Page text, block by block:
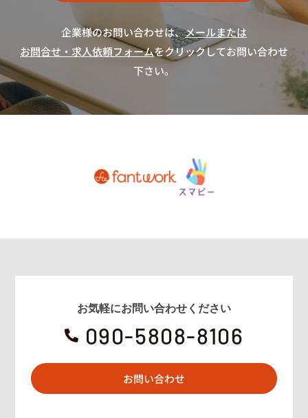
企業様のお問い合わせは、メールまたは
お問合せ・求人依頼フォームをクリックしてお問い合わせ
下さい。
お気軽にお問い合わせください
 090-5808-8106
お問い合わせ